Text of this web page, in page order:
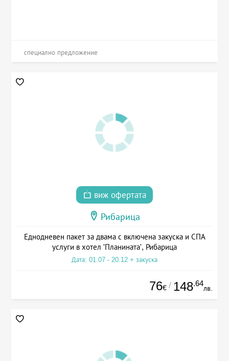
специално предложение
виж офертата
Рибарица
Еднодневен пакет за двама с включена закуска и СПА
услуги в хотел 'Планината', Рибарица
Дата: 01.07 - 20.12 + закуска
76€ / 148.64
лв.